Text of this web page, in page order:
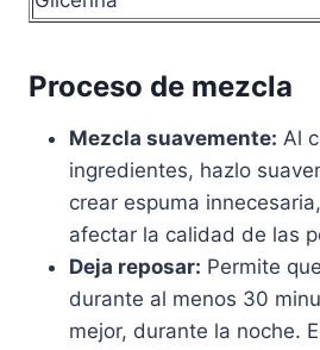
Proceso de mezcla
Mezcla suavemente: Al
ingredientes, hazlo
crear espuma
afectar la calidad de las
Deja reposar: Permite
durante al menos 30
mejor, durante la noche.